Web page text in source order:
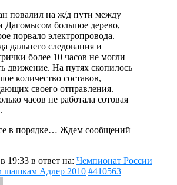
повалил на ж/д пути между
Дагомысом большое дерево,
порвало электропровода.
дальнего следования и
более 10 часов не могли
движение. На путях скопилось
количество составов,
своего отправления.
часов не работала сотовая
в порядке… Ждем сообщений
19:33 в ответ на: Чемпионат России
шашкам Адлер 2010 #410563